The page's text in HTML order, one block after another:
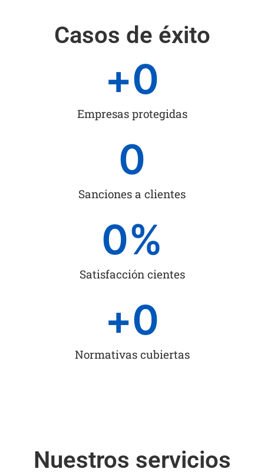
Casos de éxito
Empresas protegidas
+0
Sanciones a clientes
0
Satisfacción cientes
0%
Normativas cubiertas
+0
Nuestros servicios